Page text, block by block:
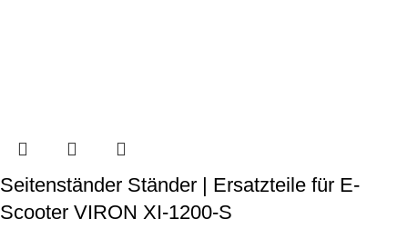
Seitenständer Ständer | Ersatzteile für E-
Scooter VIRON XI-1200-S